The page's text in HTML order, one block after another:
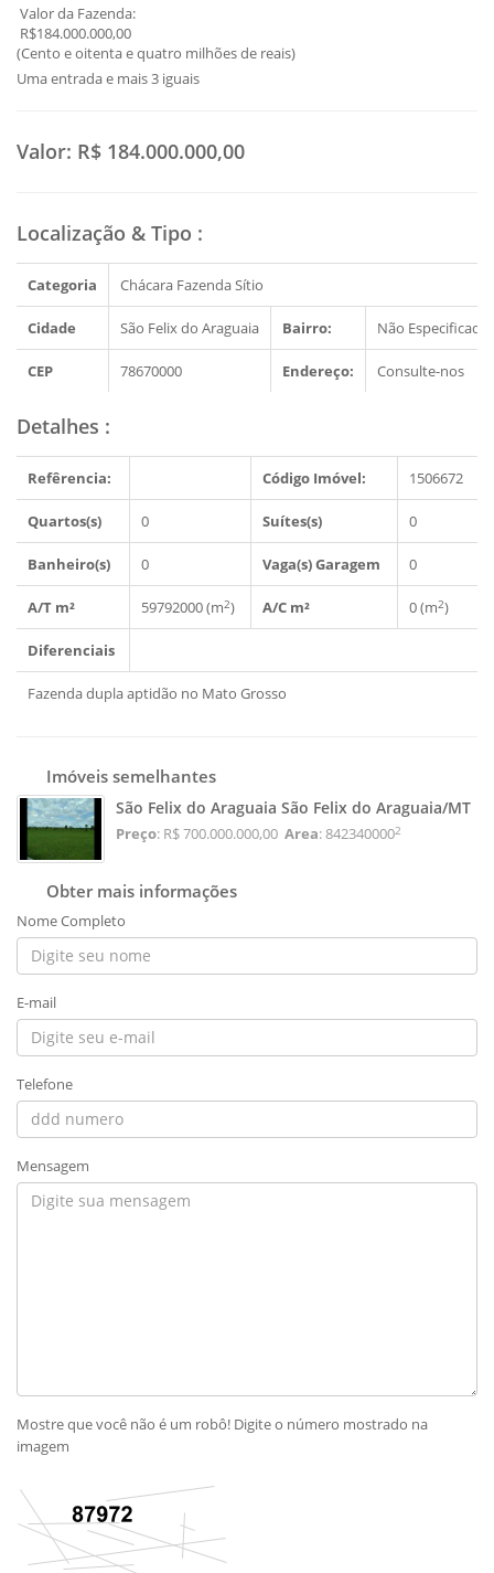
Valor da Fazenda:
R$184.000.000,00
(Cento e oitenta e quatro milhões de reais)
Uma entrada e mais 3 iguais
Valor: R$ 184.000.000,00
Localização & Tipo :
Categoria Chácara Fazenda Sítio
Cidade São Felix do Araguaia Bairro: Não Especificado
CEP 78670000 Endereço: Consulte-nos
Detalhes :
Refêrencia: Código Imóvel: 1506672
Quartos(s) 0 Suítes(s) 0
Banheiro(s) 0 Vaga(s) Garagem 0
A/T m² 59792000 (m2) A/C m² 0 (m2)
Diferenciais
Fazenda dupla aptidão no Mato Grosso
Imóveis semelhantes
São Felix do Araguaia São Felix do Araguaia/MT
Preço: R$ 700.000.000,00 Area: 8423400002
Obter mais informações
Nome Completo
E-mail
Telefone
Mensagem
Mostre que você não é um robô! Digite o número mostrado na
imagem